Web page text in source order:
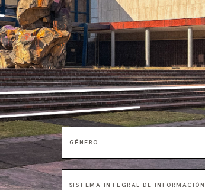
GÉNERO
SISTEMA INTEGRAL DE